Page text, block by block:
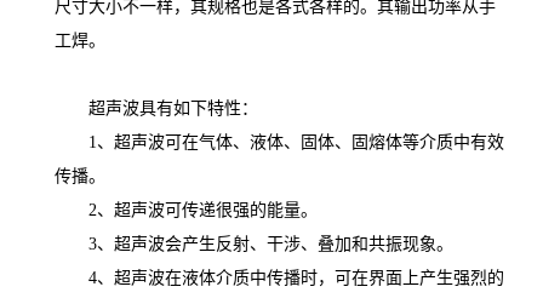
尺寸大小不一样，其规格也是各式各样的。其输出功率从手
工焊。
超声波具有如下特性：
1、超声波可在气体、液体、固体、固熔体等介质中有效
传播。
2、超声波可传递很强的能量。
3、超声波会产生反射、干涉、叠加和共振现象。
4、超声波在液体介质中传播时，可在界面上产生强烈的